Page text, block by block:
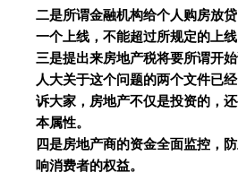
二是所谓金融机构给个人购房放
一个上线，不能超过所规定的上线
三是提出来房地产税将要所谓开
人大关于这个问题的两个文件已
诉大家，房地产不仅是投资的，
本属性。
四是房地产商的资金全面监控，
响消费者的权益。